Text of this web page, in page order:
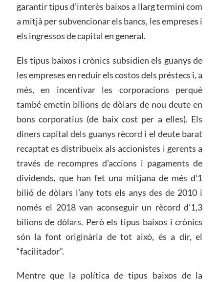
garantir tipus d’interès baixos a llarg termini com
a mitjà per subvencionar els bancs, les empreses i
els ingressos de capital en general.
Els tipus baixos i crònics subsidien els guanys de
les empreses en reduir els costos dels préstecs i, a
més, en incentivar les corporacions perquè
també emetin bilions de dòlars de nou deute en
bons corporatius (de baix cost per a elles). Els
diners capital dels guanys rècord i el deute barat
recaptat es distribueix als accionistes i gerents a
través de recompres d’accions i pagaments de
dividends, que han fet una mitjana de més d’1
bilió de dòlars l’any tots els anys des de 2010 i
només el 2018 van aconseguir un rècord d’1,3
bilions de dòlars. Però els tipus baixos i crònics
són la font originària de tot això, és a dir, el
“facilitador”.
Mentre que la política de tipus baixos de la